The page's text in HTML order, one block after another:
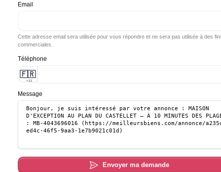
Email
Cette adresse email sera utilisée pour vous répondre et ne sera pas utilisée à des
commerciales.
Téléphone
🇫🇷
+33
Message
Envoyer ma demande